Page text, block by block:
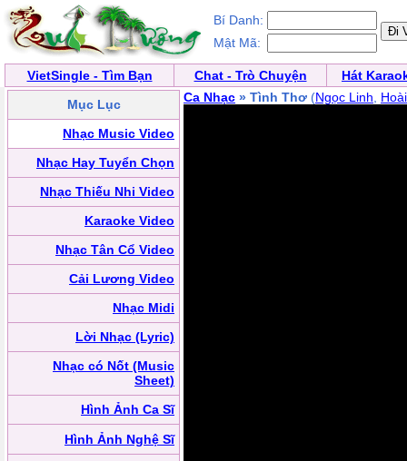
Bí Danh:
Mật Mã:
VietSingle - Tìm Bạn Chat - Trò Chuyện
Hát
Mục Lục
Nhạc Music Video
Nhạc Hay Tuyển Chọn
Nhạc Thiếu Nhi Video
Karaoke Video
Nhạc Tân Cổ Video
Cải Lương Video
Nhạc Midi
Lời Nhạc (Lyric)
Nhạc có Nốt (Music
Sheet)
Hình Ảnh Ca Sĩ
Hình Ảnh Nghệ Sĩ
Ca Nhạc » Tình Thơ (Ngọc Linh